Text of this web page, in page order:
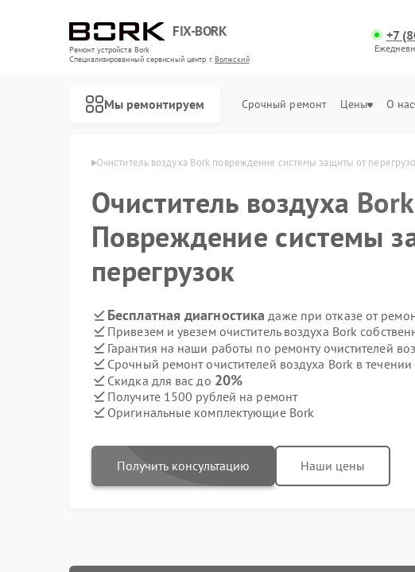
FIX-BORK
Ремонт устройств Bork
Специализированный cервисный центр г.Волжский
+7
Мы ремонтируем Срочный ремонт Цены О нас
Очиститель воздуха Bork повреждение системы защиты от
Очиститель воздуха Bork
Повреждение системы
перегрузок
Бесплатная диагностика даже при отказе от
Привезем и увезем очиститель воздуха Bork
Гарантия на наши работы по ремонту очистителей
Срочный ремонт очистителей воздуха Bork в течении
Скидка для вас до 20%
Получите 1500 рублей на ремонт
Оригинальные комплектующие Bork
Получить консультацию Наши цены